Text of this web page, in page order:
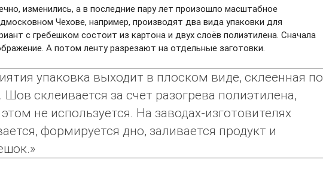
изменились, а в последние пару лет произошло масштабное
Чехове, например, производят два вида упаковки для
с гребешком состоит из картона и двух слоёв полиэтилена. Сначала
А потом ленту разрезают на отдельные заготовки.
упаковка выходит в плоском виде, склеенная по
склеивается за счет разогрева полиэтилена,
не используется. На заводах-изготовителях
формируется дно, заливается продукт и